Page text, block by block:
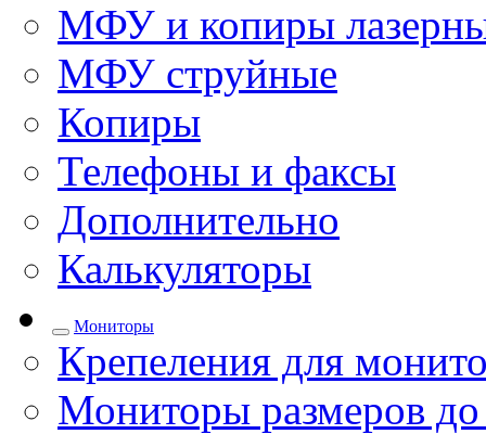
МФУ и копиры
МФУ струйные
Копиры
Телефоны и факсы
Дополнительно
Калькуляторы
Мониторы
Крепеления для
Мониторы размеров